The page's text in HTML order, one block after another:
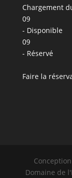
Chargement
09
- Disponible
09
- Réservé
Faire la
Domaine de